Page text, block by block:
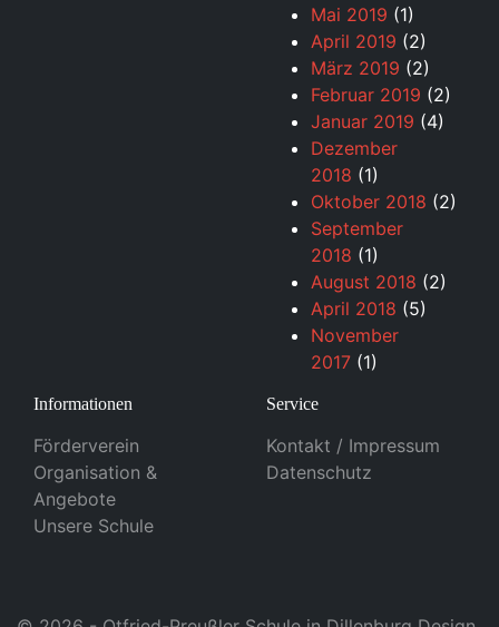
Mai 2019 (1)
April 2019 (2)
März 2019 (2)
Februar 2019 (2)
Januar 2019 (4)
Dezember
2018 (1)
Oktober 2018 (2)
September
2018 (1)
August 2018 (2)
April 2018 (5)
November
2017 (1)
Informationen
Förderverein
Organisation &
Angebote
Unsere Schule
Service
Kontakt / Impressum
Datenschutz